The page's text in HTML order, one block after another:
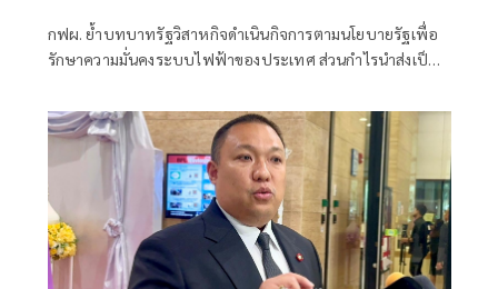
กฟผ. ย้ำบทบาทรัฐวิสาหกิจดำเนินกิจการตามนโยบายรัฐเพื่อ
รักษาความมั่นคงระบบไฟฟ้าของประเทศ ส่วนกำไรนำส่งเป็น
ผลิตไฟฟ้าเพื่อค่าไฟที่เป็นธรรม